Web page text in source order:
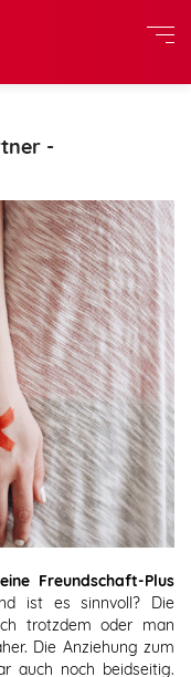
-
Freundschaft-Plus
ist es sinnvoll? Die
trotzdem oder man
Die Anziehung zum
auch noch beidseitig.